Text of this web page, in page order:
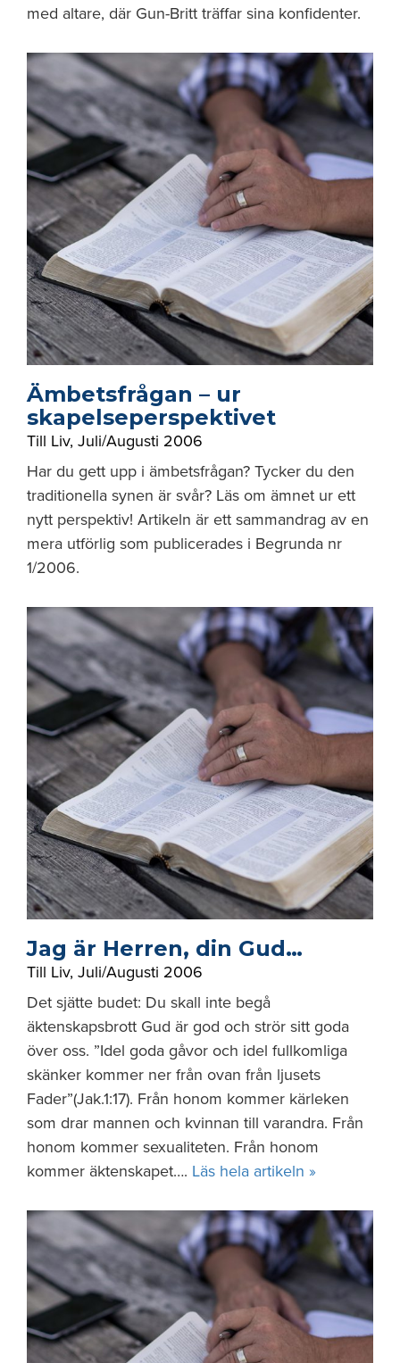
med altare, där Gun-Britt träffar sina konfidenter.
Ämbetsfrågan – ur
skapelseperspektivet
Till Liv, Juli/Augusti 2006
Har du gett upp i ämbetsfrågan? Tycker du den
traditionella synen är svår? Läs om ämnet ur ett
nytt perspektiv! Artikeln är ett sammandrag av en
mera utförlig som publicerades i Begrunda nr
1/2006.
Jag är Herren, din Gud…
Till Liv, Juli/Augusti 2006
Det sjätte budet: Du skall inte begå
äktenskapsbrott Gud är god och strör sitt goda
över oss. ”Idel goda gåvor och idel fullkomliga
skänker kommer ner från ovan från ljusets
Fader”(Jak.1:17). Från honom kommer kärleken
som drar mannen och kvinnan till varandra. Från
honom kommer sexualiteten. Från honom
kommer äktenskapet…. Läs hela artikeln »